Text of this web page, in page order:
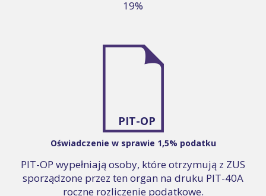
19%
PIT-OP
Oświadczenie w sprawie 1,5% podatku
PIT-OP wypełniają osoby, które otrzymują z ZUS
sporządzone przez ten organ na druku PIT-40A
roczne rozliczenie podatkowe.